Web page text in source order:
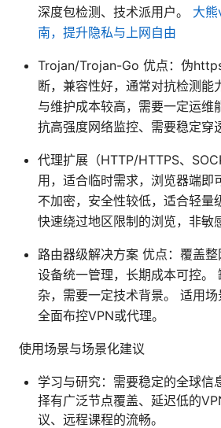
深度包检测、技术派用户。 大
南，提升隐私与上网自由
Trojan/Trojan-Go 优点：伪
断，兼容性好，通常对抗检测能
与维护成本较高，需要一定运维
抗高强度网络监控、需要稳定穿
代理扩展（HTTP/HTTPS、
用，适合临时需求，浏览器端即
不加密，安全性较低，适合轻量
快速绕过地区限制的浏览，非敏
路由器级解决方案 优点：覆盖
设备统一管理，长期成本可控。
杂，需要一定技术背景。 适用
全面布控VPN或代理。
使用场景与场景化建议
学习与研究：需要稳定的全球信
择有广泛节点覆盖、延迟低的
议、远程课程的流畅。